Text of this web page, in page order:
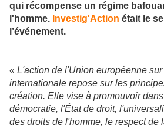
qui récompense un régime
l'homme. Investig'Action était le
l’événement.
« L'action de l'Union européenne
internationale repose sur les
création. Elle vise à promouvoir
démocratie, l'État de droit,
des droits de l'homme, le respect de